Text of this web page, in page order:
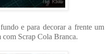
e para decorar a frente um
com Scrap Cola Branca.